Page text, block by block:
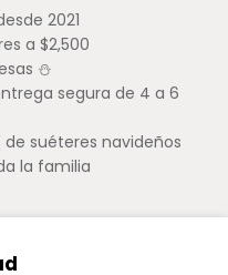
2021
a $2,500
⛄
segura de 4 a 6
de suéteres navideños
la familia